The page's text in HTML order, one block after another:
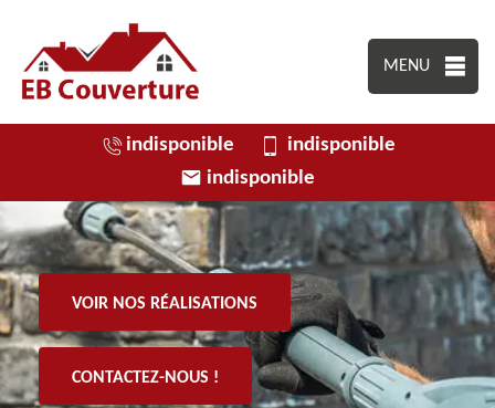
MENU
indisponible
indisponible
indisponible
VOIR NOS RÉALISATIONS
CONTACTEZ-NOUS !